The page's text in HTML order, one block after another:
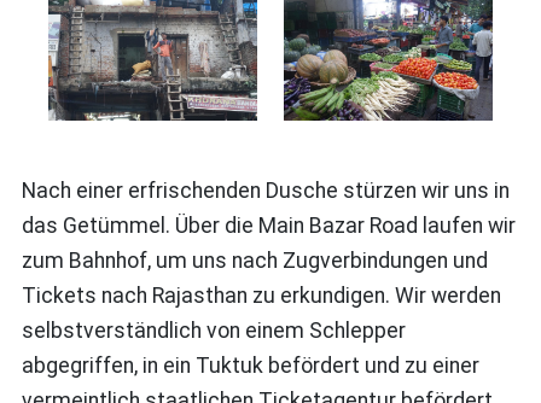
Nach einer erfrischenden Dusche stürzen wir uns in
das Getümmel. Über die Main Bazar Road laufen wir
zum Bahnhof, um uns nach Zugverbindungen und
Tickets nach Rajasthan zu erkundigen. Wir werden
selbstverständlich von einem Schlepper
abgegriffen, in ein Tuktuk befördert und zu einer